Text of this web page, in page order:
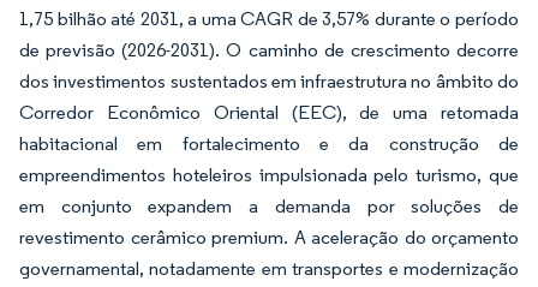
1,75 bilhão até 2031, a uma CAGR de 3,57% durante o período
de previsão (2026-2031). O caminho de crescimento decorre
dos investimentos sustentados em infraestrutura no âmbito do
Corredor Econômico Oriental (EEC), de uma retomada
habitacional em fortalecimento e da construção de
empreendimentos hoteleiros impulsionada pelo turismo, que
em conjunto expandem a demanda por soluções de
revestimento cerâmico premium. A aceleração do orçamento
governamental, notadamente em transportes e modernização